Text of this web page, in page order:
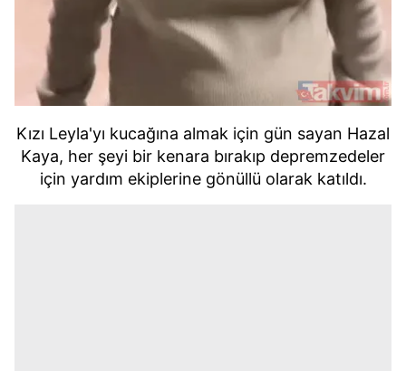
Kızı Leyla'yı kucağına almak için gün sayan Hazal
Kaya, her şeyi bir kenara bırakıp depremzedeler
için yardım ekiplerine gönüllü olarak katıldı.